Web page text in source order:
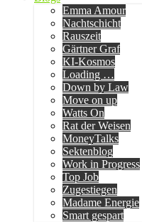
Emma Amour
Nachtschicht
Rauszeit
Gärtner Graf
KI-Kosmos
Loading …
Down by Law
Move on up
Watts On
Rat der Weisen
MoneyTalks
Sektenblog
Work in Progress
Top Job
Zugestiegen
Madame Energie
Smart gespart